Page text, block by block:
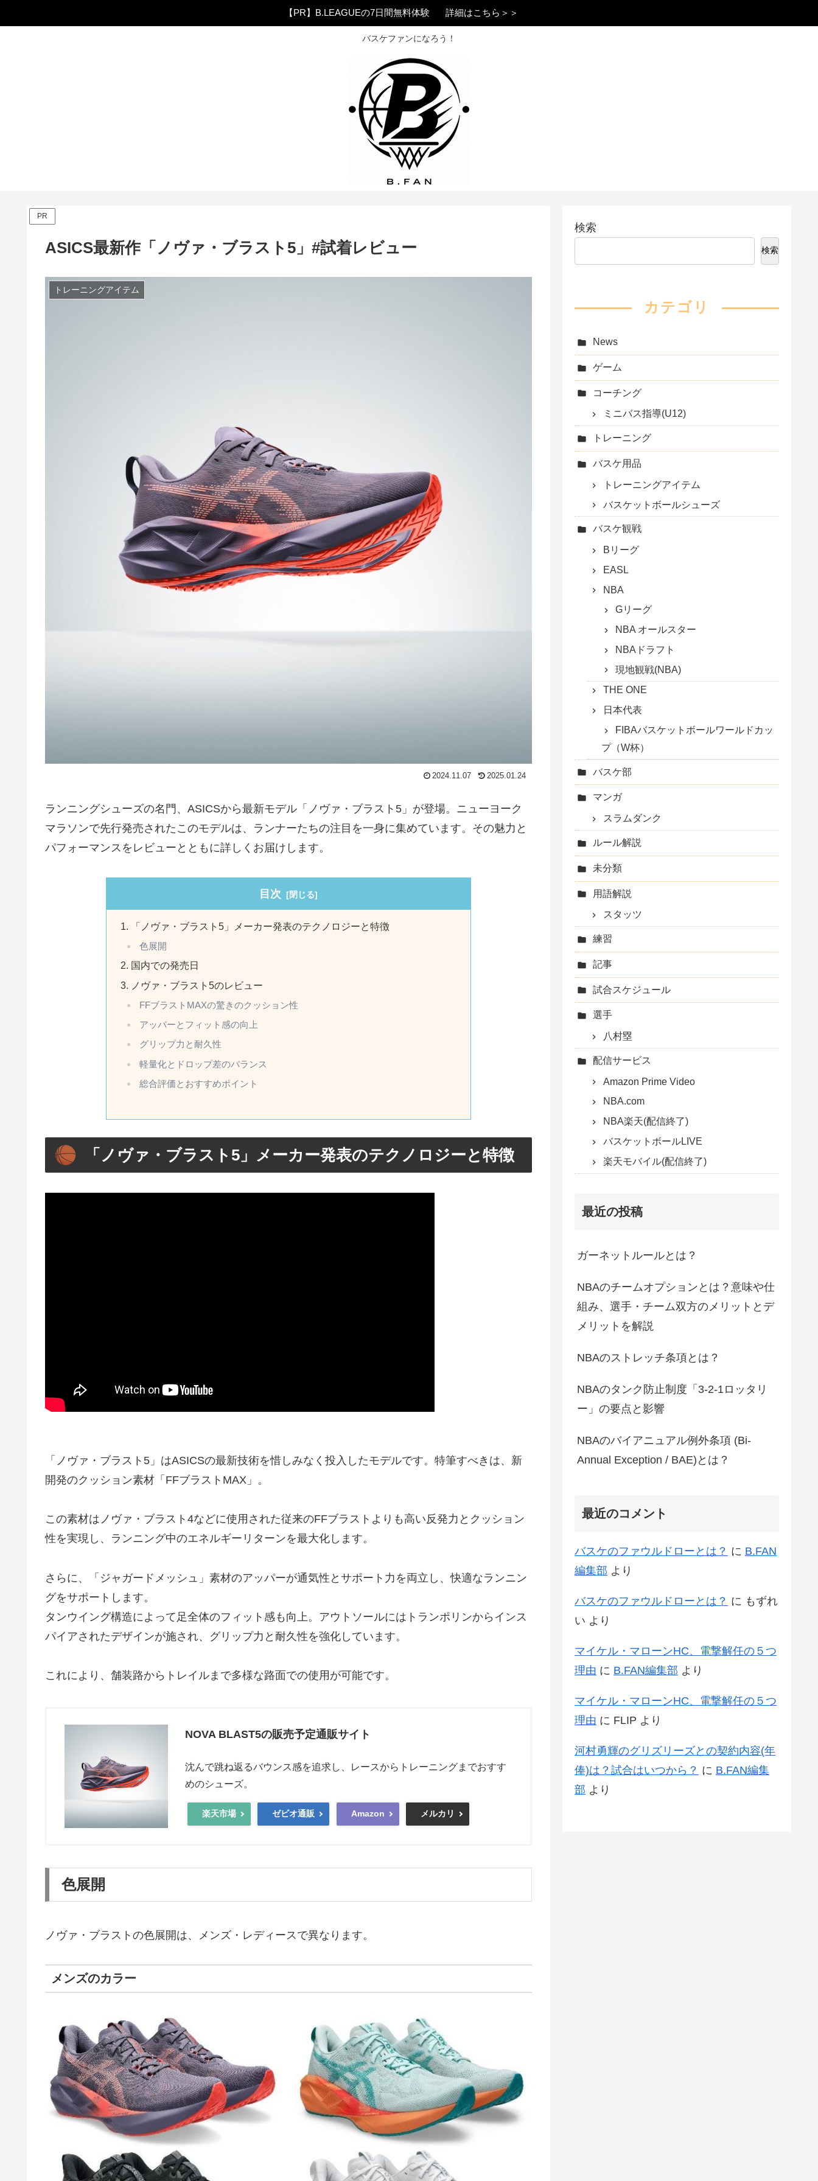
【PR】B.LEAGUEの7日間無料体験 詳細はこちら＞＞
バスケファンになろう！
PR
ASICS最新作「ノヴァ・ブラスト5」#試着レビュー
トレーニングアイテム
2024.11.07 2025.01.24
ランニングシューズの名門、ASICSから最新モデル「ノヴァ・ブラスト5」が登場。ニューヨーク
マラソンで先行発売されたこのモデルは、ランナーたちの注目を一身に集めています。その魅力と
パフォーマンスをレビューとともに詳しくお届けします。
目次
「ノヴァ・ブラスト5」メーカー発表のテクノロジーと特徴
色展開
国内での発売日
ノヴァ・ブラスト5のレビュー
FFブラストMAXの驚きのクッション性
アッパーとフィット感の向上
グリップ力と耐久性
軽量化とドロップ差のバランス
総合評価とおすすめポイント
「ノヴァ・ブラスト5」メーカー発表のテクノロジーと特徴
「ノヴァ・ブラスト5」はASICSの最新技術を惜しみなく投入したモデルです。特筆すべきは、新
開発のクッション素材「FFブラストMAX」。
この素材はノヴァ・ブラスト4などに使用された従来のFFブラストよりも高い反発力とクッション
性を実現し、ランニング中のエネルギーリターンを最大化します。
さらに、「ジャガードメッシュ」素材のアッパーが通気性とサポート力を両立し、快適なランニン
グをサポートします。
タンウイング構造によって足全体のフィット感も向上。アウトソールにはトランポリンからインス
パイアされたデザインが施され、グリップ力と耐久性を強化しています。
これにより、舗装路からトレイルまで多様な路面での使用が可能です。
NOVA BLAST5の販売予定通販サイト
沈んで跳ね返るバウンス感を追求し、レースからトレーニングまでおすす
めのシューズ。
楽天市場 ゼビオ通販 Amazon メルカリ
色展開
ノヴァ・ブラストの色展開は、メンズ・レディースで異なります。
メンズのカラー
検索
検索
カテゴリ
News
ゲーム
コーチング
ミニバス指導(U12)
トレーニング
バスケ用品
トレーニングアイテム
バスケットボールシューズ
バスケ観戦
Bリーグ
EASL
NBA
Gリーグ
NBA オールスター
NBAドラフト
現地観戦(NBA)
THE ONE
日本代表
FIBAバスケットボールワールドカッ
プ（W杯）
バスケ部
マンガ
スラムダンク
ルール解説
未分類
用語解説
スタッツ
練習
記事
試合スケジュール
選手
八村塁
配信サービス
Amazon Prime Video
NBA.com
NBA楽天(配信終了)
バスケットボールLIVE
楽天モバイル(配信終了)
最近の投稿
ガーネットルールとは？
NBAのチームオプションとは？意味や仕
組み、選手・チーム双方のメリットとデ
メリットを解説
NBAのストレッチ条項とは？
NBAのタンク防止制度「3-2-1ロッタリ
ー」の要点と影響
NBAのバイアニュアル例外条項 (Bi-
Annual Exception / BAE)とは？
最近のコメント
バスケのファウルドローとは？ に B.FAN
編集部 より
バスケのファウルドローとは？ に もずれ
い より
マイケル・マローンHC、電撃解任の５つ
理由 に B.FAN編集部 より
マイケル・マローンHC、電撃解任の５つ
理由 に FLIP より
河村勇輝のグリズリーズとの契約内容(年
俸)は？試合はいつから？ に B.FAN編集
部 より